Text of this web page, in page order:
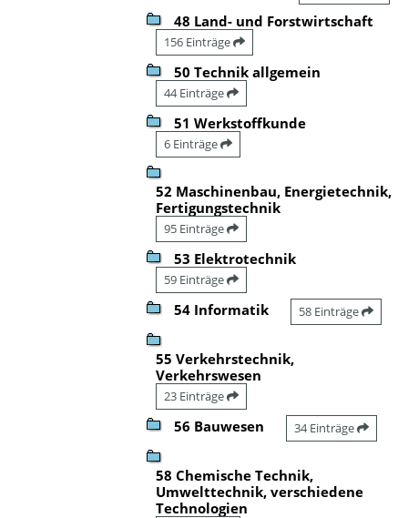
48 Land- und Forstwirtschaft
156 Einträge
50 Technik allgemein
44 Einträge
51 Werkstoffkunde
6 Einträge
52 Maschinenbau, Energietechnik,
Fertigungstechnik
95 Einträge
53 Elektrotechnik
59 Einträge
54 Informatik 58 Einträge
55 Verkehrstechnik,
Verkehrswesen
23 Einträge
56 Bauwesen 34 Einträge
58 Chemische Technik,
Umwelttechnik, verschiedene
Technologien